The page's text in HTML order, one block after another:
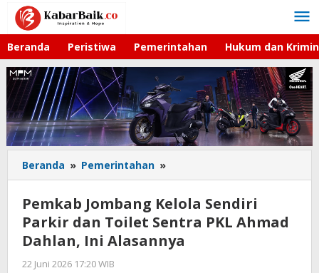
Lewati
konten
Beranda Peristiwa Pemerintahan Hukum dan
Beranda » Pemerintahan »
Jombang
Kelola
Sendiri
Parkir
dan
Pemkab Jombang Kelola Sendiri
Parkir dan Toilet Sentra PKL Ahmad
Dahlan, Ini Alasannya
22 Juni 2026 17:20 WIB